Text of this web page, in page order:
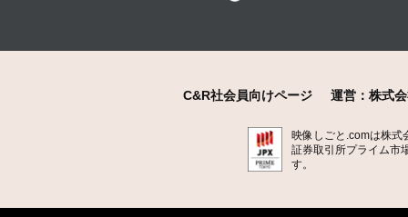
C&R社会員向けページ 運営：株式
映像しごと.comは株式
証券取引所プライム市
す。